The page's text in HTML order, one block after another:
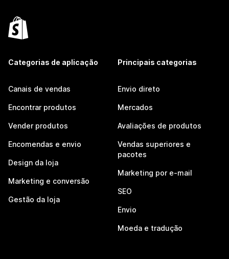
Categorias de aplicação
Canais de vendas
Encontrar produtos
Vender produtos
Encomendas e envio
Design da loja
Marketing e conversão
Gestão da loja
Principais categorias
Envio direto
Mercados
Avaliações de produtos
Vendas superiores e
pacotes
Marketing por e-mail
SEO
Envio
Moeda e tradução